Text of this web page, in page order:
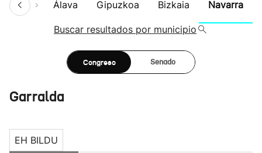
Álava Gipuzkoa Bizkaia Navarra
Buscar resultados por municipio
Congreso Senado
Garralda
EH BILDU